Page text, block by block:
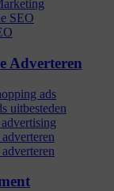
SEO
Adverteren
ads
uitbesteden